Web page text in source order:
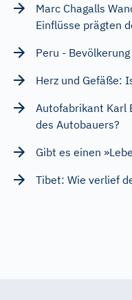
Marc Chagalls
Einflüsse prägten
Peru - Bevölkerung
Herz und Gefäße:
Autofabrikant Karl
des Autobauers?
Gibt es einen
Tibet: Wie verlief